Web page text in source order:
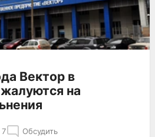
Вектор в
на
7 Обсудить